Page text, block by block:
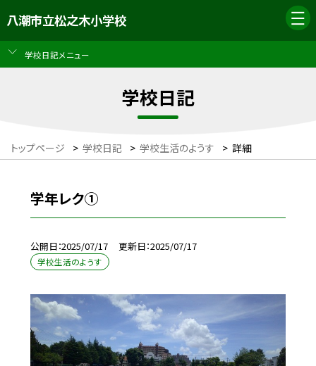
八潮市立松之木小学校
学校日記メニュー
学校日記
トップページ > 学校日記 > 学校生活のようす > 詳細
学年レク①
公開日 2025/07/17 更新日 2025/07/17
学校生活のようす